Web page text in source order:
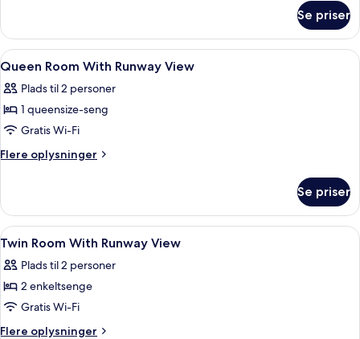
-
handicapvenligt
-
queensize-
-
handicapvenligt
Se priser
Indlæs
alle
billeder
af
Queen
Room
View
Et hotel med en moderne facade,
1
Queen Room With Runway View
Plads til 2 personer
1 queensize-seng
Gratis Wi-Fi
Flere oplysninger
Flere
Room
With
Runway
Se priser
Indlæs
alle
billeder
af
Twin
Room
Et hotel med en moderne facade,
1
Twin Room With Runway View
Plads til 2 personer
2 enkeltsenge
Gratis Wi-Fi
Flere oplysninger
Flere